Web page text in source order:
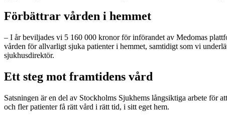
Förbättrar vården i hemmet
– I år beviljades vi 5 160 000 kronor för införandet av Medomas
vården för allvarligt sjuka patienter i hemmet, samtidigt som vi
sjukhusdirektör.
Ett steg mot framtidens vård
Satsningen är en del av Stockholms Sjukhems långsiktiga arbete för
och fler patienter få rätt vård i rätt tid, i sitt eget hem.